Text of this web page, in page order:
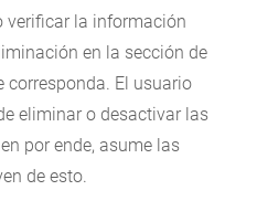
verificar la información
en la sección de
corresponda. El usuario
eliminar o desactivar las
por ende, asume las
de esto.